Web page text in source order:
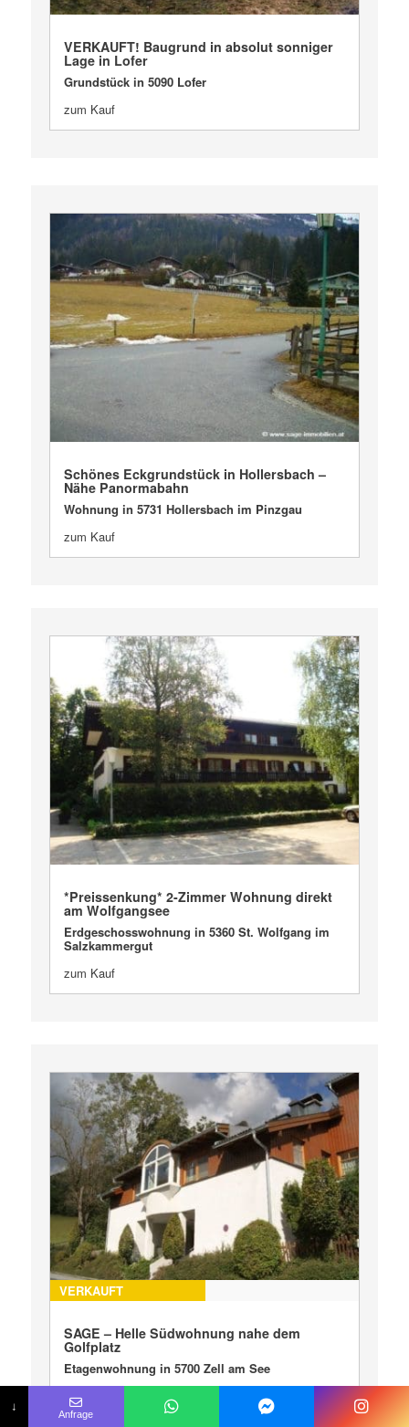
VERKAUFT! Baugrund in absolut sonniger
Lage in Lofer
Grundstück in 5090 Lofer
zum Kauf
Schönes Eckgrundstück in Hollersbach –
Nähe Panormabahn
Wohnung in 5731 Hollersbach im Pinzgau
zum Kauf
*Preissenkung* 2-Zimmer Wohnung direkt
am Wolfgangsee
Erdgeschosswohnung in 5360 St. Wolfgang im
Salzkammergut
zum Kauf
VERKAUFT
SAGE – Helle Südwohnung nahe dem
Golfplatz
Etagenwohnung in 5700 Zell am See
zum Kauf
↓
Anfrage